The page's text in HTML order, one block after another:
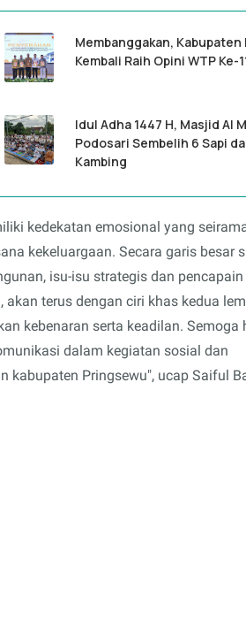
Membanggakan,
Kembali Raih Opini WTP Ke-
Idul Adha 1447 H, Masjid Al
Podosari Sembelih 6 Sapi
Kambing
kedekatan emosional yang
kekeluargaan. Secara garis besar
isu-isu strategis dan pencapain
terus dengan ciri khas kedua
kebenaran serta keadilan. Semoga
dalam kegiatan sosial dan
kabupaten Pringsewu", ucap Saiful